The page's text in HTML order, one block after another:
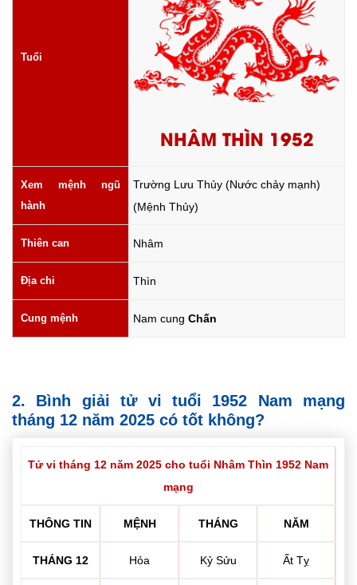
Tuổi
NHÂM THÌN 1952
Xem mệnh ngũ
hành
Trường Lưu Thủy (Nước chảy mạnh)
(Mệnh Thủy)
Thiên can Nhâm
Địa chi Thìn
Cung mệnh Nam cung Chấn
2. Bình giải tử vi tuổi 1952 Nam mạng
tháng 12 năm 2025 có tốt không?
Tử vi tháng 12 năm 2025 cho tuổi Nhâm Thìn 1952 Nam
mạng
THÔNG TIN MỆNH THÁNG NĂM
THÁNG 12 Hỏa Kỷ Sửu Ất Tỵ